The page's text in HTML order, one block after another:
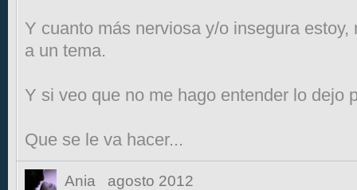
Y cuanto más nerviosa y/o insegura
a un tema.
Y si veo que no me hago entender lo dejo
Que se le va hacer...
Ania agosto 2012